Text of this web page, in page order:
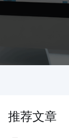
推荐文章